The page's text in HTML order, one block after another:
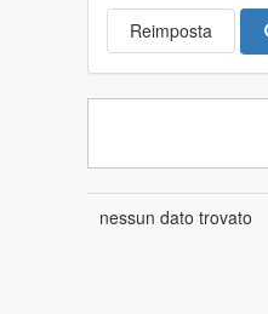
Reimposta
nessun dato trovato